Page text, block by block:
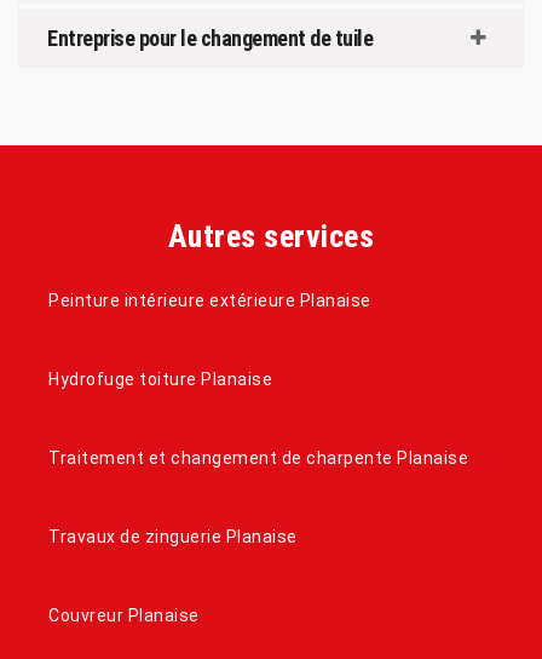
Entreprise pour le changement de tuile
Autres services
Peinture intérieure extérieure Planaise
Hydrofuge toiture Planaise
Traitement et changement de charpente Planaise
Travaux de zinguerie Planaise
Couvreur Planaise